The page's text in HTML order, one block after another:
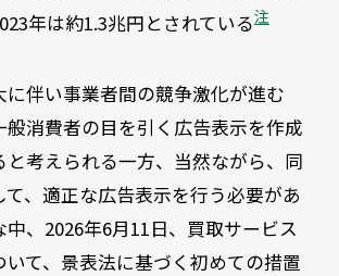
年は約1.3兆円とされている注
に伴い事業者間の競争激化が進む
般消費者の目を引く広告表示を作成
と考えられる一方、当然ながら、同
、適正な広告表示を行う必要があ
中、2026年6月11日、買取サービス
いて、景表法に基づく初めての措置